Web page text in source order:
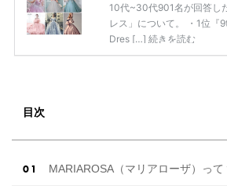
10代~30代901名が回答し
レス」について。 ・1位『
Dres […] 続きを読む
目次
MARIAROSA（マリアローザ）って